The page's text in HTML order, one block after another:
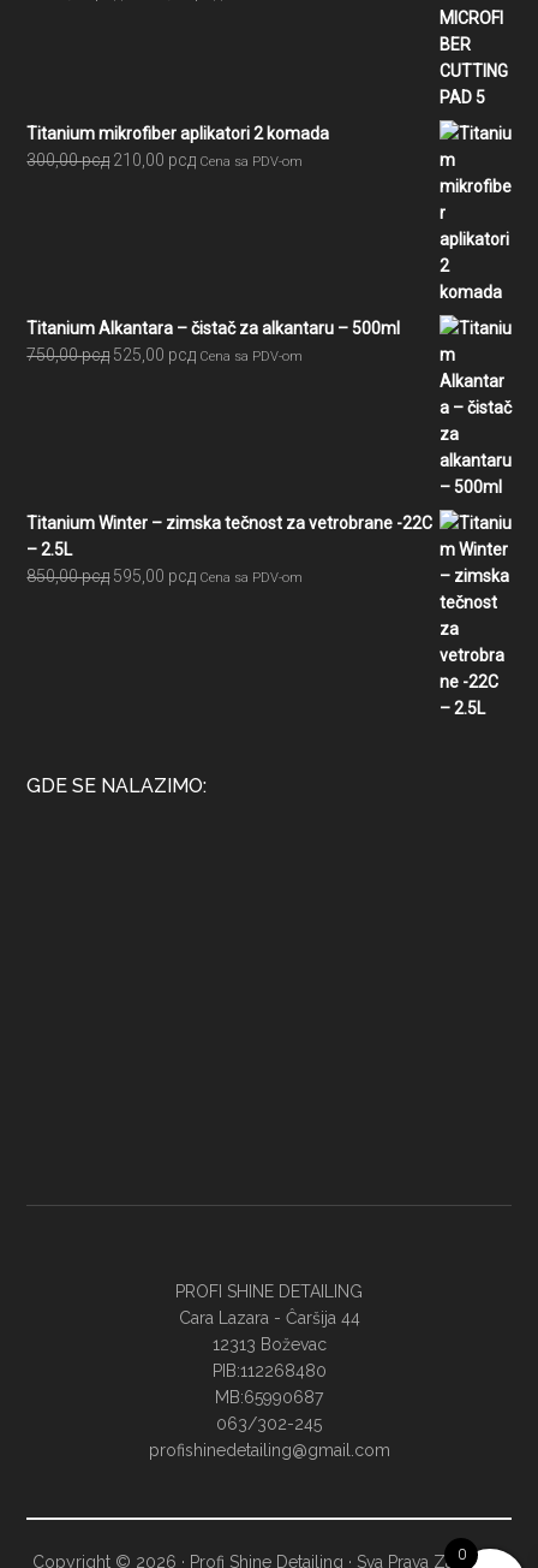
Titanium mikrofiber aplikatori 2 komada
300,00рсд Originalna
210,00 рсдTrenutna
Cena sa PDV-om
Titanium Alkantara – čistač za alkantaru – 500ml
750,00рсд Originalna
525,00 рсдTrenutna
Cena sa PDV-om
Titanium Winter – zimska tečnost za vetrobrane -22C
– 2.5L
850,00рсд Originalna
595,00 рсдTrenutna
Cena sa PDV-om
GDE SE NALAZIMO:
PROFI SHINE DETAILING
Cara Lazara - Ĉaršija 44
12313 Boževac
PIB:112268480
MB:65990687
063/302-245
profishinedetailing@gmail.com
Copyright © 2026 · Profi Shine Detailing · Sva Prava Zadržana
0